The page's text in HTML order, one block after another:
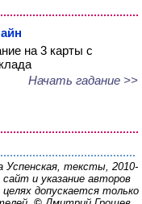
на 3 карты с
Начать гадание >>
тексты, 2010-
и указание авторов
допускается только